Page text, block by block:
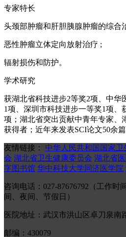
专家特长
头颈部肿瘤和肝胆胰腺肿瘤的综合
恶性肿瘤立体定向放射治疗 ;
辐射损伤和防护。
学术研究
获湖北省科技进步2等奖2项、中华
1项、深圳市科技进步一等奖1项、
项；湖北省突出贡献中青年专家、
获得者；近年来发表SCI论文50余
友情链接： 中华人民共和国国家卫
会 湖北省卫生健康委员会 湖北省
字图书馆 华中科技大学同济医学院
咨询电话：027-87676792（工作时
间、夜间、节假日）
医院地址：武汉市洪山区卓刀泉南
邮编：430079